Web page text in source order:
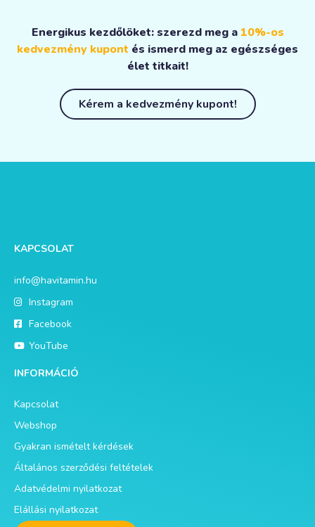
Energikus kezdőlöket: szerezd meg a10%-os
kedvezmény kupont és ismerd meg az egészséges
élet titkait!
Kérem a kedvezmény kupont!
KAPCSOLAT
info@havitamin.hu
Instagram
Facebook
YouTube
INFORMÁCIÓ
Kapcsolat
Webshop
Gyakran ismételt kérdések
Általános szerződési feltételek
Adatvédelmi nyilatkozat
Elállási nyilatkozat